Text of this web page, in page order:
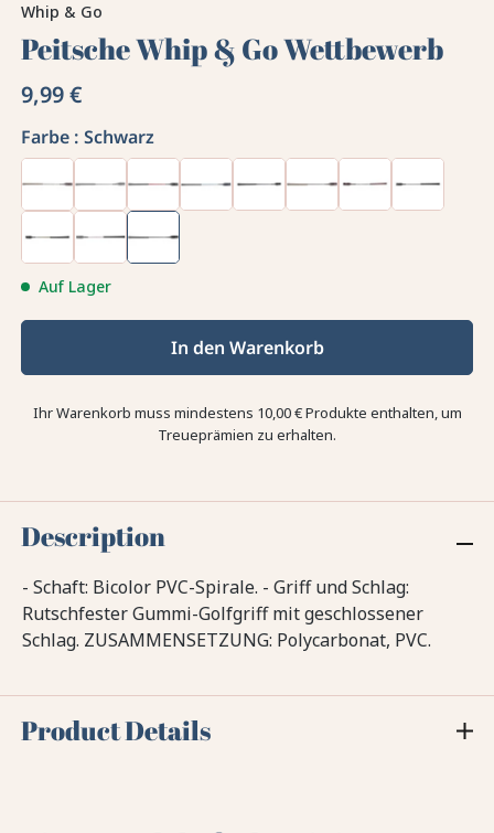
Whip & Go
Peitsche Whip & Go Wettbewerb
9,99 €
Farbe : Schwarz
Auf Lager
In den Warenkorb
Ihr Warenkorb muss mindestens 10,00 € Produkte enthalten, um
Treueprämien zu erhalten.
Description
- Schaft: Bicolor PVC-Spirale. - Griff und Schlag:
Rutschfester Gummi-Golfgriff mit geschlossener
Schlag. ZUSAMMENSETZUNG: Polycarbonat, PVC.
Product Details